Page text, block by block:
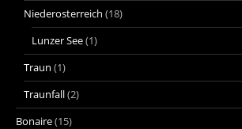
Niederosterreich (18)
Lunzer See(1)
Traun (1)
Traunfall(2)
Bonaire(15)